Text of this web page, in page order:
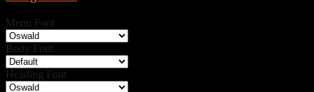
Menu Font
Body Font
Heading Font